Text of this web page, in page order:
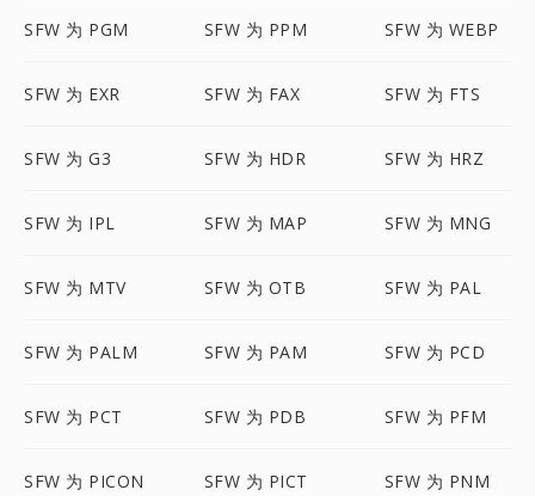
SFW 为 PGM SFW 为 PPM SFW 为 WEBP
SFW 为 EXR SFW 为 FAX SFW 为 FTS
SFW 为 G3 SFW 为 HDR SFW 为 HRZ
SFW 为 IPL SFW 为 MAP SFW 为 MNG
SFW 为 MTV SFW 为 OTB SFW 为 PAL
SFW 为 PALM SFW 为 PAM SFW 为 PCD
SFW 为 PCT SFW 为 PDB SFW 为 PFM
SFW 为 PICON SFW 为 PICT SFW 为 PNM